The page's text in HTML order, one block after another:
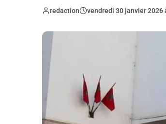
redaction vendredi 30 janvier 2026